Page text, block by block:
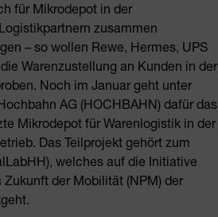
für Mikrodepot in der
zusammen
– so wollen Rewe, Hermes, UPS
Warenzustellung an Kunden in der
Noch im Januar geht unter
AG (HOCHBAHN) dafür das
Mikrodepot für Warenlogistik in der
Das Teilprojekt gehört zum
welches auf die Initiative
der Mobilität (NPM) der